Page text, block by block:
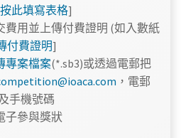
此填寫表格]
費用並上傳付費證明 (如入數紙
付費證明]
專案檔案(*.sb3)或透過電郵把
，電郵
手機號碼
子參與獎狀